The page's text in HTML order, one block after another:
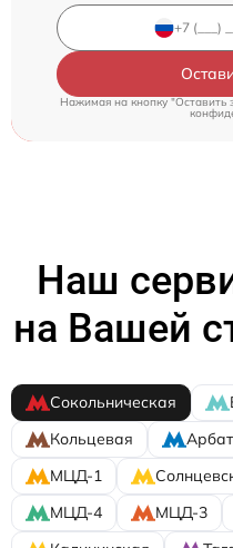
Нажимая на кнопку "Оставить
Наш
на Вашей
Сокольническая
Кольцевая
МЦД-1
МЦД-4
МЦД-3